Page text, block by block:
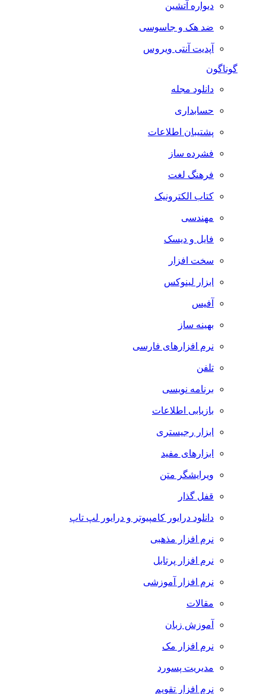
دیواره آتشین
ضد هک و جاسوسی
آپدیت آنتی ویروس
گوناگون
دانلود مجله
حسابداری
پشتیبان اطلاعات
فشرده ساز
فرهنگ لغت
کتاب الکترونیک
مهندسی
فایل و دیسک
سخت افزار
ابزار لینوکس
آفیس
بهینه ساز
نرم افزارهای فارسی
تلفن
برنامه نویسی
بازیابی اطلاعات
ابزار رجیستری
ابزارهای مفید
ویرایشگر متن
قفل گذار
دانلود درایور کامپیوتر و درایور لپ تاپ
نرم افزار مذهبی
نرم افزار پرتابل
نرم افزار آموزشی
مقالات
آموزش زبان
نرم افزار مک
مدیریت پسورد
نرم افزار تقویم